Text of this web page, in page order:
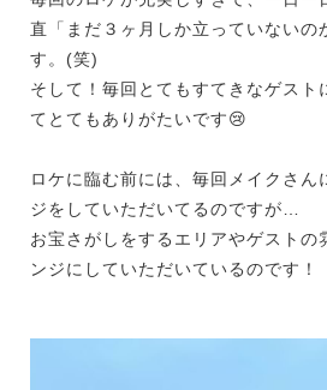
直「まだ３ヶ月しか立っていない
す。(笑)
そして！毎回とてもすてきなゲスト
てとてもありがたいです😢
ロケに臨む前には、毎回メイクさん
ジをしていただいてるのですが…
お宝さがしをするエリアやゲストの
ンジにしていただいているのです！